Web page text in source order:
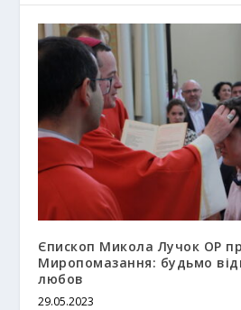
Єпископ Микола Лучок OP
Миропомазання: будьмо
любов
29.05.2023